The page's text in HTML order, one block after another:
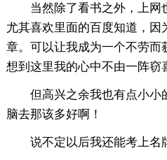
当然除了看书之外，上网
尤其喜欢里面的百度知道，因
章。可以让我成为一个不劳而
想到这里我的心中不由一阵窃
但高兴之余我也有点小小
脑去那该多好啊！
说不定以后我还能考上名